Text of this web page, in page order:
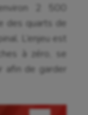
2 500
des quarts de
L’enjeu est
à zéro, se
afin de garder